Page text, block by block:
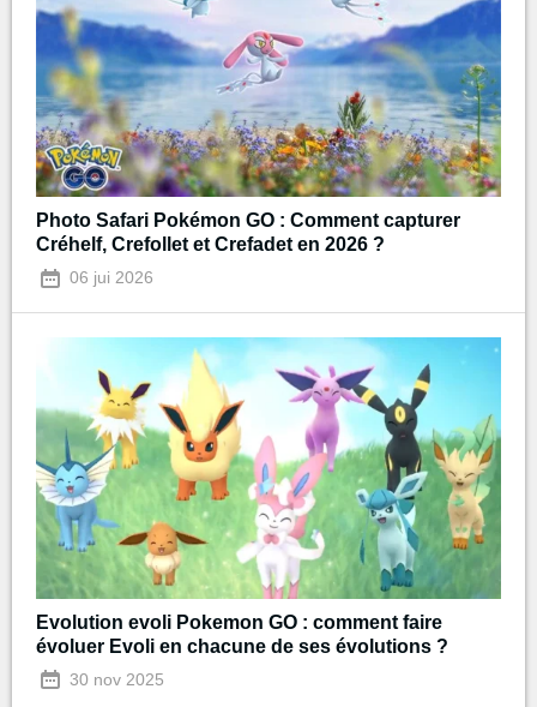
Photo Safari Pokémon GO : Comment capturer
Créhelf, Crefollet et Crefadet en 2026 ?
06 jui 2026
Evolution evoli Pokemon GO : comment faire
évoluer Evoli en chacune de ses évolutions ?
30 nov 2025